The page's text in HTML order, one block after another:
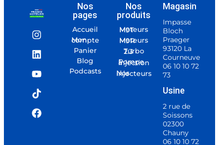
Nos
pages
Accueil
Mon compte
Panier
Blog
Podcasts
Nos
produits
Moteurs M9T
Moteurs M9R
Turbo 2.3
Pompe à injection
Nos injecteurs
Magasin
Impasse
Bloch
Praeger
93120 La
Courneuve
06 10 10 72
73
Usine
2 rue de
Soissons
02300
Chauny
06 10 10 72